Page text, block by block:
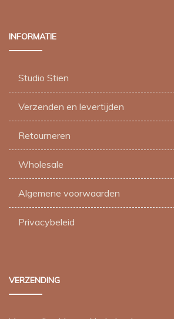
INFORMATIE
Studio Stien
Verzenden en levertijden
Retourneren
Wholesale
Algemene voorwaarden
Privacybeleid
VERZENDING